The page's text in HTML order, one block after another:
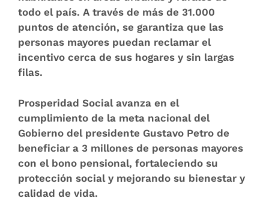
todo el país. A través de más de 31.000
puntos de atención, se garantiza que las
personas mayores puedan reclamar el
incentivo cerca de sus hogares y sin largas
filas.
Prosperidad Social avanza en el
cumplimiento de la meta nacional del
Gobierno del presidente Gustavo Petro de
beneficiar a 3 millones de personas mayores
con el bono pensional, fortaleciendo su
protección social y mejorando su bienestar y
calidad de vida.